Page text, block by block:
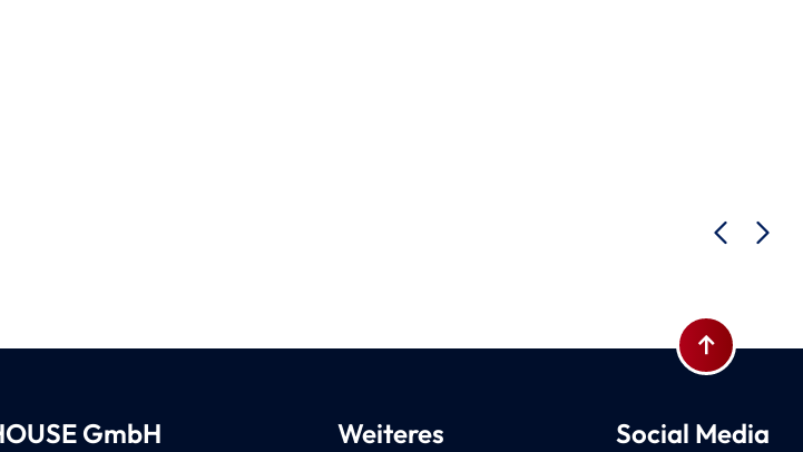
Zum
GmbH Weiteres Social Media